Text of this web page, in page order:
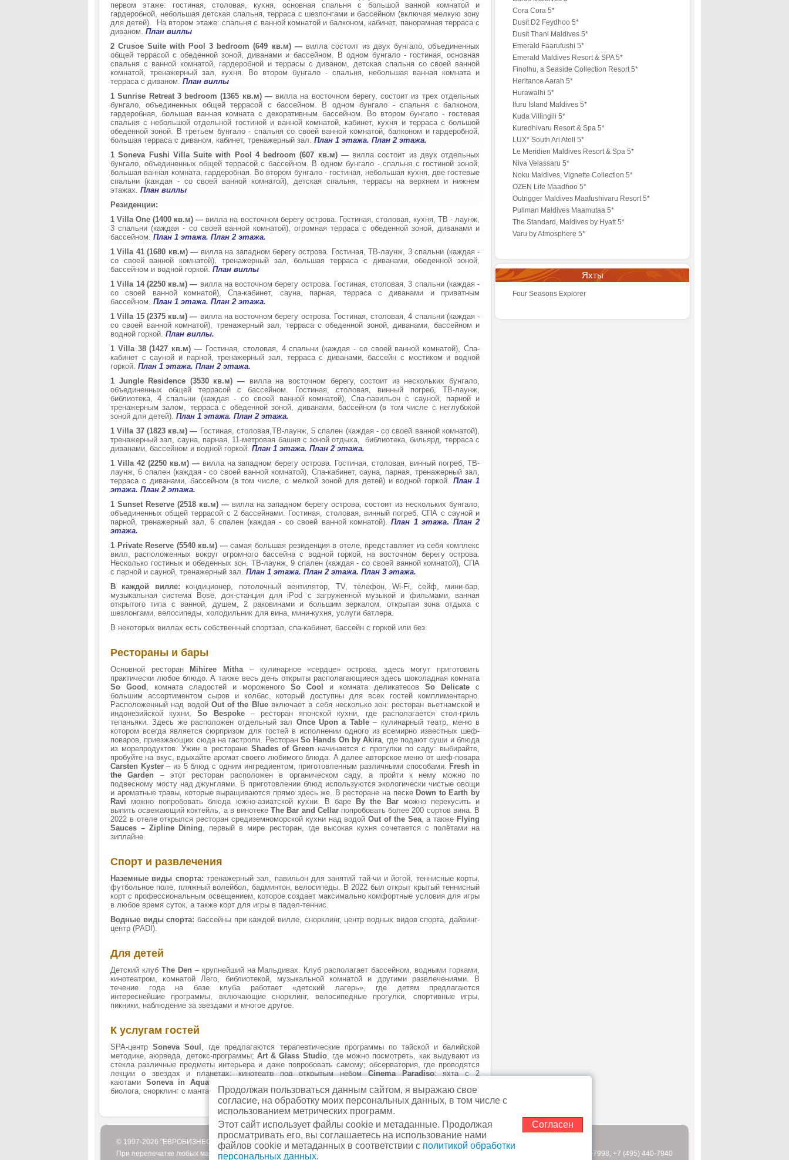
первом этаже: гостиная, столовая, кухня, основная спальня с большой ванной комнатой и
гардеробной, небольшая детская спальня, терраса с шезлонгами и бассейном (включая мелкую зону
для детей). На втором этаже: спальня с ванной комнатой и балконом, кабинет, панорамная терраса с
диваном. План виллы
2 Crusoe Suite with Pool 3 bedroom (649 кв.м) — вилла состоит из двух бунгало, объединенных
общей террасой с обеденной зоной, диванами и бассейном. В одном бунгало - гостиная, основная
спальня с ванной комнатой, гардеробной и террасы с диваном, детская спальня со своей ванной
комнатой, тренажерный зал, кухня. Во втором бунгало - спальня, небольшая ванная комната и
терраса с диваном. План виллы
1 Sunrise Retreat 3 bedroom (1365 кв.м) — вилла на восточном берегу, состоит из трех отдельных
бунгало, объединенных общей террасой с бассейном. В одном бунгало - спальня с балконом,
гардеробная, большая ванная комната с декоративным бассейном. Во втором бунгало - гостевая
спальня с небольшой отдельной гостиной и ванной комнатой, кабинет, кухня и терраса с большой
обеденной зоной. В третьем бунгало - спальня со своей ванной комнатой, балконом и гардеробной,
большая терраса с диваном, кабинет, тренажерный зал. План 1 этажа. План 2 этажа.
1 Soneva Fushi Villa Suite with Pool 4 bedroom (607 кв.м) — вилла состоит из двух отдельных
бунгало, объединенных общей террасой с бассейном. В одном бунгало - спальня с гостиной зоной,
большая ванная комната, гардеробная. Во втором бунгало - гостиная, небольшая кухня, две гостевые
спальни (каждая - со своей ванной комнатой), детская спальня, террасы на верхнем и нижнем
этажах. План виллы
Резиденции:
1 Villa One (1400 кв.м) — вилла на восточном берегу острова. Гостиная, столовая, кухня, ТВ - лаунж,
3 спальни (каждая - со своей ванной комнатой), огромная терраса с обеденной зоной, диванами и
бассейном. План 1 этажа. План 2 этажа.
1 Villa 41 (1680 кв.м) — вилла на западном берегу острова. Гостиная, ТВ-лаунж, 3 спальни (каждая -
со своей ванной комнатой), тренажерный зал, большая терраса с диванами, обеденной зоной,
бассейном и водной горкой. План виллы
1 Villa 14 (2250 кв.м) — вилла на восточном берегу острова. Гостиная, столовая, 3 спальни (каждая -
со своей ванной комнатой), Спа-кабинет, сауна, парная, терраса с диванами и приватным
бассейном. План 1 этажа. План 2 этажа.
1 Villa 15 (2375 кв.м) — вилла на восточном берегу острова. Гостиная, столовая, 4 спальни (каждая -
со своей ванной комнатой), тренажерный зал, терраса с обеденной зоной, диванами, бассейном и
водной горкой. План виллы.
1 Villa 38 (1427 кв.м) — Гостиная, столовая, 4 спальни (каждая - со своей ванной комнатой), Спа-
кабинет с сауной и парной, тренажерный зал, терраса с диванами, бассейн с мостиком и водной
горкой. План 1 этажа. План 2 этажа.
1 Jungle Residence (3530 кв.м) — вилла на восточном берегу, состоит из нескольких бунгало,
объединенных общей террасой с бассейном. Гостиная, столовая, винный погреб, ТВ-лаунж,
библиотека, 4 спальни (каждая - со своей ванной комнатой), Спа-павильон с сауной, парной и
тренажерным залом, терраса с обеденной зоной, диванами, бассейном (в том числе с неглубокой
зоной для детей). План 1 этажа. План 2 этажа.
1 Villa 37 (1823 кв.м) — Гостиная, столовая,ТВ-лаунж, 5 спален (каждая - со своей ванной комнатой),
тренажерный зал, сауна, парная, 11-метровая башня с зоной отдыха, библиотека, бильярд, терраса с
диванами, бассейном и водной горкой. План 1 этажа. План 2 этажа.
1 Villa 42 (2250 кв.м) — вилла на западном берегу острова. Гостиная, столовая, винный погреб, ТВ-
лаунж, 6 спален (каждая - со своей ванной комнатой), Спа-кабинет, сауна, парная, тренажерный зал,
терраса с диванами, бассейном (в том числе, с мелкой зоной для детей) и водной горкой.План 1
этажа. План 2 этажа.
1 Sunset Reserve (2518 кв.м) — вилла на западном берегу острова, состоит из нескольких бунгало,
объединенных общей террасой с 2 бассейнами. Гостиная, столовая, винный погреб, СПА с сауной и
парной, тренажерный зал, 6 спален (каждая - со своей ванной комнатой).План 1 этажа. План 2
этажа.
1 Private Reserve (5540 кв.м) —самая большая резиденция в отеле, представляет из себя комплекс
вилл, расположенных вокруг огромного бассейна с водной горкой, на восточном берегу острова.
Несколько гостиных и обеденных зон, ТВ-лаунж, 9 спален (каждая - со своей ванной комнатой), СПА
с парной и сауной, тренажерный зал. План 1 этажа. План 2 этажа. План 3 этажа.
В каждой вилле: кондиционер, потолочный вентилятор, TV, телефон, Wi-Fi, сейф, мини-бар,
музыкальная система Bose, док-станция для iPod с загруженной музыкой и фильмами, ванная
открытого типа с ванной, душем, 2 раковинами и большим зеркалом, открытая зона отдыха с
шезлонгами, велосипеды, холодильник для вина, мини-кухня, услуги батлера.
В некоторых виллах есть собственный спортзал, спа-кабинет, бассейн с горкой или без.
Рестораны и бары
Основной ресторан Mihiree Mitha– кулинарное «сердце» острова, здесь могут приготовить
практически любое блюдо. А также весь день открыты располагающиеся здесь шоколадная комната
So Good , комната сладостей и мороженого So Cool и комната деликатесов So Delicate с
большим ассортиментом сыров и колбас, который доступны для всех гостей комплиментарно.
Расположенный над водой Out ofthe Blueвключает в себя несколько зон: ресторан вьетнамской и
индонезийской кухни,So Bespoke– ресторан японской кухни, где располагается стол-гриль
тепаньяки. Здесь же расположен отдельный зал Once Upon a Table– кулинарный театр, меню в
котором всегда является сюрпризом для гостей в исполнении одного из всемирно известных шеф-
поваров, приезжающих сюда на гастроли. Ресторан So Hands On by Akira, где подают суши и блюда
из морепродуктов. Ужин в ресторане Shades of Green начинается с прогулки по саду: выбирайте,
пробуйте на вкус, вдыхайте аромат своего любимого блюда. А далее авторское меню от шеф-повара
Carsten Kyster– из 5 блюд с одним ингредиентом, приготовленным различными способами. Fresh in
the Garden – этот ресторан расположен в органическом саду, а пройти к нему можно по
подвесному мосту над джунглями. В приготовлении блюд используются экологически чистые овощи
и ароматные травы, которые выращиваются прямо здесь же. В ресторане на песке Down to Earth by
Ravi можно попробовать блюда южно-азиатской кухни. В баре By the Barможно перекусить и
выпить освежающий коктейль, а в винотекеThe Bar and Cellarпопробовать более 200 сортов вина. В
2022 в отеле открылся ресторан средиземноморской кухни над водойOut of the Sea, а также Flying
Sauces – Zipline Dining, первый в мире ресторан, где высокая кухня сочетается с полётами на
зиплайне.
Спорт и развлечения
Наземные виды спорта: тренажерный зал, павильон для занятий тай-чи и йогой, теннисные корты,
футбольное поле, пляжный волейбол, бадминтон, велосипеды. В 2022 был открыт крытый теннисный
корт с профессиональным освещением, которое создает максимально комфортные условия для игры
в любое время суток, а также корт для игры в падел-теннис.
Водные виды спорта: бассейны при каждой вилле, снорклинг, центр водных видов спорта, дайвинг-
центр (PADI).
Для детей
Детский клуб The Den – крупнейший на Мальдивах. Клуб располагает бассейном, водными горками,
кинотеатром, комнатой Лего, библиотекой, музыкальной комнатой и другими развлечениями. В
течение года на базе клуба работает «детский лагерь», где детям предлагаются
интереснейшие программы, включающие снорклинг, велосипедные прогулки, спортивные игры,
пикники, наблюдение за звездами и многое другое.
К услугам гостей
SPA-центрSoneva Soul , где предлагаются терапевтические программы по тайской и балийской
методике, аюрведа, детокс-программы; Art & Glass Studio, где можно посмотреть, как выдувают из
стекла различные предметы интерьера и даже попробовать самому; обсерватория, где проводятся
лекции о звездах и планетах; кинотеатр под открытым небомCinema Paradiso; яхта с 2
каютами Soneva in Aqua, кулинарные классы, подводное плавание в сопровождение морского
биолога, снорклинг с мантами, круиз с дельфинами на закате, свадебные церемонии.
Cora Cora 5*
Dusit D2 Feydhoo 5*
Dusit Thani Maldives 5*
Emerald Faarufushi 5*
Emerald Maldives Resort & SPA 5*
Finolhu, a Seaside Collection Resort 5*
Heritance Aarah 5*
Hurawalhi 5*
Ifuru Island Maldives 5*
Kuda Villingili 5*
Kuredhivaru Resort & Spa 5*
LUX* South Ari Atoll 5*
Le Meridien Maldives Resort & Spa 5*
Niva Velassaru 5*
Noku Maldives, Vignette Collection 5*
OZEN Life Maadhoo 5*
Outrigger Maldives Maafushivaru Resort 5*
Pullman Maldives Maamutaa 5*
The Standard, Maldives by Hyatt 5*
Varu by Atmosphere 5*
Яхты
Four Seasons Explorer
© 1997-2026 "ЕВРОБИЗНЕСТУР"
При перепечатке любых материалов или их фрагментов ссылка обязательна.
м. Славянский бульвар
+7 (495) 440-7998, +7 (495) 440-7940
Продолжая пользоваться данным сайтом, я выражаю свое
согласие, на обработку моих персональных данных, в том числе с
использованием метрических программ.
Этот сайт использует файлы cookie и метаданные. Продолжая
просматривать его, вы соглашаетесь на использование нами
файлов cookie и метаданных в соответствии с политикой обработки
персональных данных.
Согласен